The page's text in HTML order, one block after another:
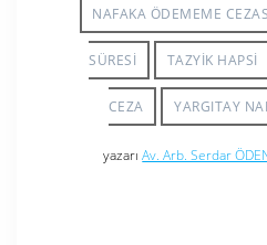
NAFAKA ÖDEMEME
SÜRESI TAZYIK HAPSI
CEZA YARGITAY
yazarıAv. Arb. Serdar